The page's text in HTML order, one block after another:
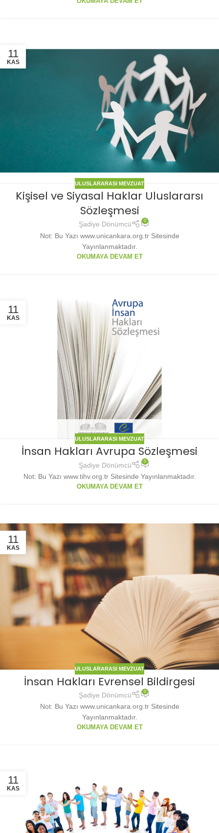
11
KAS
ULUSLARARASI MEVZUAT
Kişisel ve Siyasal Haklar Uluslararsı
Sözleşmesi
Şadiye Dönümcü 0
Not: Bu Yazı www.unicankara.org.tr Sitesinde
Yayınlanmaktadır.
OKUMAYA DEVAM ET
11
KAS
ULUSLARARASI MEVZUAT
İnsan Hakları Avrupa Sözleşmesi
Şadiye Dönümcü 0
Not: Bu Yazı www.tihv.org.tr Sitesinde Yayınlanmaktadır.
OKUMAYA DEVAM ET
11
KAS
ULUSLARARASI MEVZUAT
İnsan Hakları Evrensel Bildirgesi
Şadiye Dönümcü 0
Not: Bu Yazı www.unicankara.org.tr Sitesinde
Yayınlanmaktadır.
OKUMAYA DEVAM ET
11
KAS